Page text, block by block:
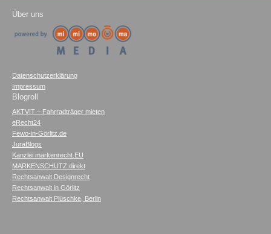
Über uns
Datenschutzerklärung
Impressum
Blogroll
AKTVIT – Fahrradträger mieten
eRecht24
Fewo-in-Görlitz.de
JuraBlogs
Kanzlei markenrecht.EU
MARKENSCHUTZ direkt
Rechtsanwalt Designrecht
Rechtsanwalt in Görlitz
Rechtsanwalt Plüschke, Berlin